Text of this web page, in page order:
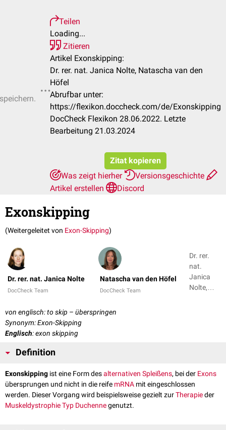
Teilen
Loading...
Zitieren
Artikel Exonskipping:
Dr. rer. nat. Janica Nolte, Natascha van den
Höfel
Abrufbar unter:
https://flexikon.doccheck.com/de/Exonskipping
DocCheck Flexikon 28.06.2022. Letzte
Bearbeitung 21.03.2024
Zitat kopieren
Was zeigt hierher
Versionsgeschichte
Artikel erstellen
Discord
Exonskipping
(Weitergeleitet von Exon-Skipping)
Dr. rer. nat. Janica Nolte
DocCheck Team
Natascha van den Höfel
DocCheck Team
Dr. rer.
nat.
Janica
Nolte,
von englisch: to skip – überspringen
Synonym: Exon-Skipping
Englisch: exon skipping
Definition
Exonskipping ist eine Form desalternativen Spleißens, bei der Exons
übersprungen und nicht in die reife mRNA mit eingeschlossen
werden. Dieser Vorgang wird beispielsweise gezielt zurTherapieder
Muskeldystrophie Typ Duchennegenutzt.